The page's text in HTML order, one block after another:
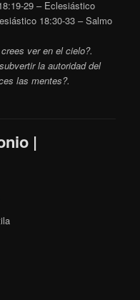
29 – Eclesiástico
18:30-33 – Salmo
ver en el cielo?.
la autoridad del
las mentes?.
|